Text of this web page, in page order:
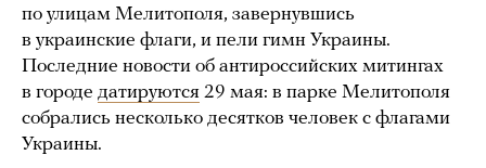
по улицам Мелитополя, завернувшись
в украинские флаги, и пели гимн Украины.
Последние новости об антироссийских митингах
в городе датируются 29 мая: в парке Мелитополя
собрались несколько десятков человек с флагами
Украины.